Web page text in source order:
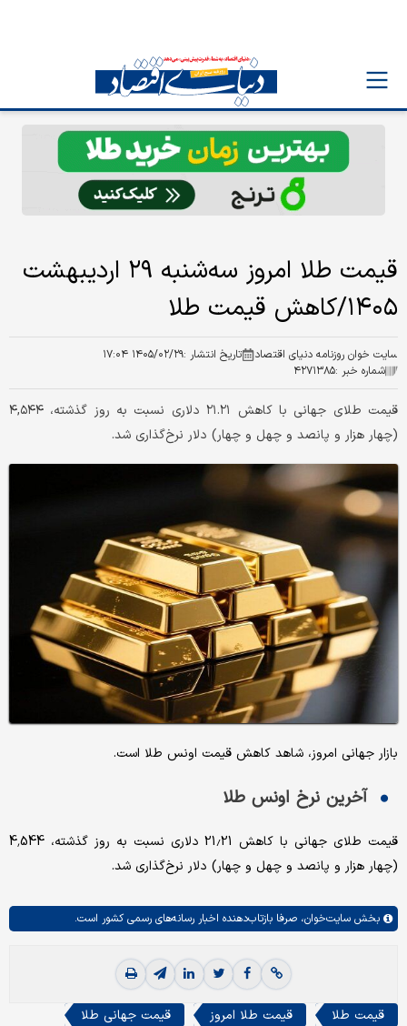
قیمت طلا امروز سه‌شنبه ۲۹ اردیبهشت
۱۴۰۵/کاهش قیمت طلا
سایت خوان روزنامه دنیای اقتصاد تاریخ انتشار :۱۴۰۵/۰۲/۲۹ ۱۷:۰۴
شماره خبر :۴۲۷۱۳۸۵
قیمت طلای جهانی با کاهش ۲۱.۲۱ دلاری نسبت به روز گذشته، ۴,۵۴۴
(چهار هزار و پانصد و چهل و چهار) دلار نرخ‌گذاری شد.
بازار جهانی امروز، شاهد کاهش قیمت‌‌‌‌ اونس طلا است.
آخرین نرخ اونس طلا
قیمت طلای جهانی با کاهش 21.21 دلاری نسبت به روز گذشته، 4,544
(چهار هزار و پانصد و چهل و چهار) دلار نرخ‌گذاری شد.
بخش سایت‌خوان، صرفا بازتاب‌دهنده اخبار رسانه‌های رسمی کشور است.
قیمت طلا قیمت طلا امروز قیمت جهانی طلا